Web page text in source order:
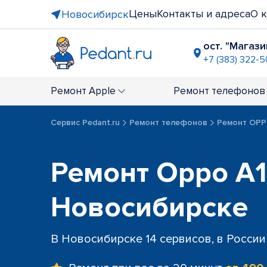
НовосибирскЦеныКонтакты и адресаО
ост.
+7 (383) 322-
+7 (383)
напротив
+7 (383)
метро
+7 (383)
Ремонт Apple Ремонт телефонов
Сервис Pedant.ru Ремонт телефонов Ремонт
Ремонт Oppo
Новосибирске
В Новосибирске 14 сервисов, в